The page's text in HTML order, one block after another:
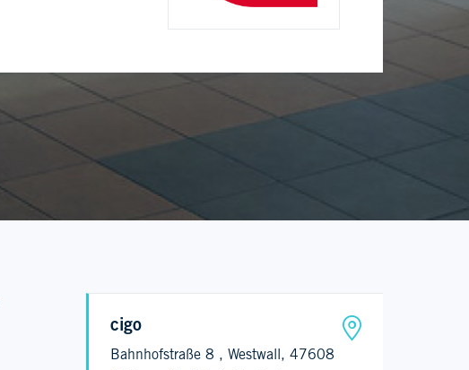
cigo
Bahnhofstraße 8 , Westwall, 47608